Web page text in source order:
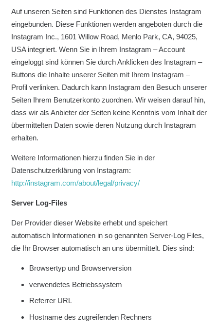
Auf unseren Seiten sind Funktionen des Dienstes Instagram
eingebunden. Diese Funktionen werden angeboten durch die
Instagram Inc., 1601 Willow Road, Menlo Park, CA, 94025,
USA integriert. Wenn Sie in Ihrem Instagram – Account
eingeloggt sind können Sie durch Anklicken des Instagram –
Buttons die Inhalte unserer Seiten mit Ihrem Instagram –
Profil verlinken. Dadurch kann Instagram den Besuch unserer
Seiten Ihrem Benutzerkonto zuordnen. Wir weisen darauf hin,
dass wir als Anbieter der Seiten keine Kenntnis vom Inhalt der
übermittelten Daten sowie deren Nutzung durch Instagram
erhalten.
Weitere Informationen hierzu finden Sie in der
Datenschutzerklärung von Instagram:
http://instagram.com/about/legal/privacy/
Server Log-Files
Der Provider dieser Website erhebt und speichert
automatisch Informationen in so genannten Server-Log Files,
die Ihr Browser automatisch an uns übermittelt. Dies sind:
Browsertyp und Browserversion
verwendetes Betriebssystem
Referrer URL
Hostname des zugreifenden Rechners